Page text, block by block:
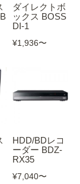
ダイレクトボ
ックス BOSS
DI-1
¥1,936〜
HDD/BDレコ
ーダー BDZ-
RX35
¥7,040〜